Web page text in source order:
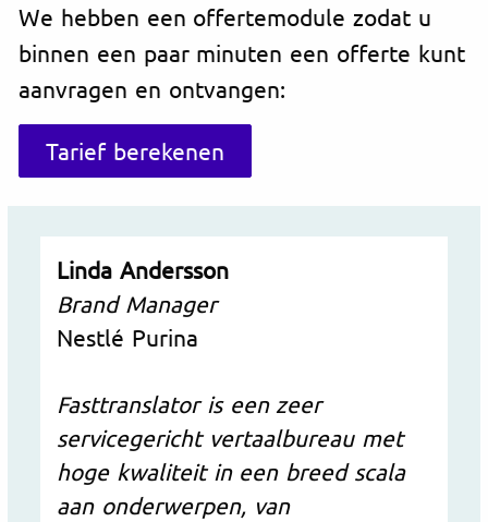
We hebben een offertemodule zodat u
binnen een paar minuten een offerte kunt
aanvragen en ontvangen:
Tarief berekenen
Linda Andersson
Brand Manager
Nestlé Purina
Fasttranslator is een zeer
servicegericht vertaalbureau met
hoge kwaliteit in een breed scala
aan onderwerpen, van